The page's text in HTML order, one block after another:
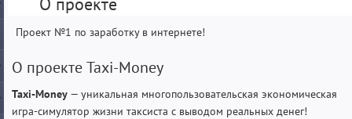
Проект №1 по заработку в интернете!
О проекте Taxi-Money
Taxi-Money — уникальная многопользовательская экономическая
игра-симулятор жизни таксиста с выводом реальных денег!